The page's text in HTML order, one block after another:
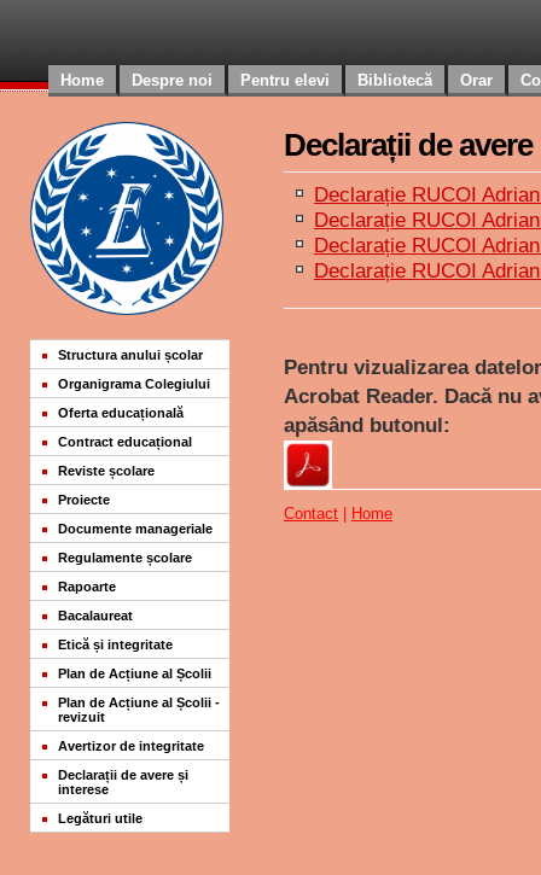
Home Despre noi Pentru elevi Bibliotecă Orar
Structura anului școlar
Organigrama Colegiului
Oferta educațională
Contract educațional
Reviste școlare
Proiecte
Documente manageriale
Regulamente școlare
Rapoarte
Bacalaureat
Etică și integritate
Plan de Acțiune al Școlii
Plan de Acțiune al Școlii -
revizuit
Avertizor de integritate
Declarații de avere și
interese
Legături utile
Declarații de
Declarație RUCOI
Declarație RUCOI
Declarație RUCOI
Declarație RUCOI
Pentru vizualizarea
Acrobat Reader. Dacă nu
apăsând butonul:
Contact Home